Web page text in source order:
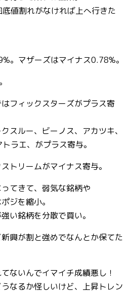
値割れがなければ上へ行きた
。マザーズはマイナス0.78%。
フィックスターズがプラス寄
スルー、ビーノス、アカツキ、
ラエ、がプラス寄与。
トリームがマイナス寄与。
てきて、弱気な銘柄や
ジを縮小。
い銘柄を分散で買い。
興が割と強めでなんとか保てた
ないんでイマイチ成績悪し！
なるか怪しいけど、上昇トレン